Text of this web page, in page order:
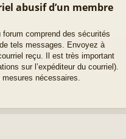
abusif d’un membre
forum comprend des sécurités
tels messages. Envoyez à
reçu. Il est très important
sur l’expéditeur du courriel).
mesures nécessaires.